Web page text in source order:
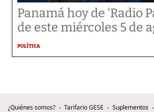
Panamá hoy de ‘Radio
de este miércoles 5 de
POLÍTICA
¿Quiénes somos? Tarifario GESE Suplementos